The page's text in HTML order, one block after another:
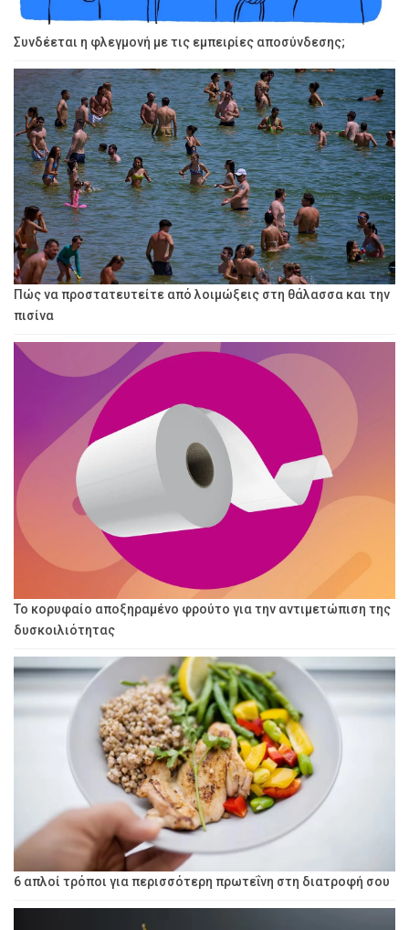
Συνδέεται η φλεγμονή με τις εμπειρίες αποσύνδεσης;
Πώς να προστατευτείτε από λοιμώξεις στη θάλασσα και την
πισίνα
Το κορυφαίο αποξηραμένο φρούτο για την αντιμετώπιση της
δυσκοιλιότητας
6 απλοί τρόποι για περισσότερη πρωτεΐνη στη διατροφή σου